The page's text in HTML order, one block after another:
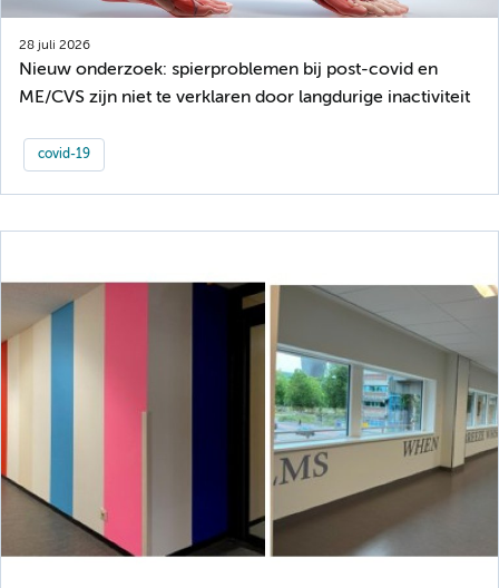
28 juli 2026
Nieuw onderzoek: spierproblemen bij post-covid en
ME/CVS zijn niet te verklaren door langdurige inactiviteit
covid-19